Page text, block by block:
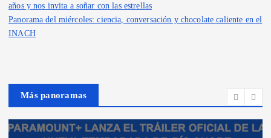
años y nos invita a soñar con las estrellas
Panorama del miércoles: ciencia, conversación y chocolate caliente en el
INACH
Más panoramas